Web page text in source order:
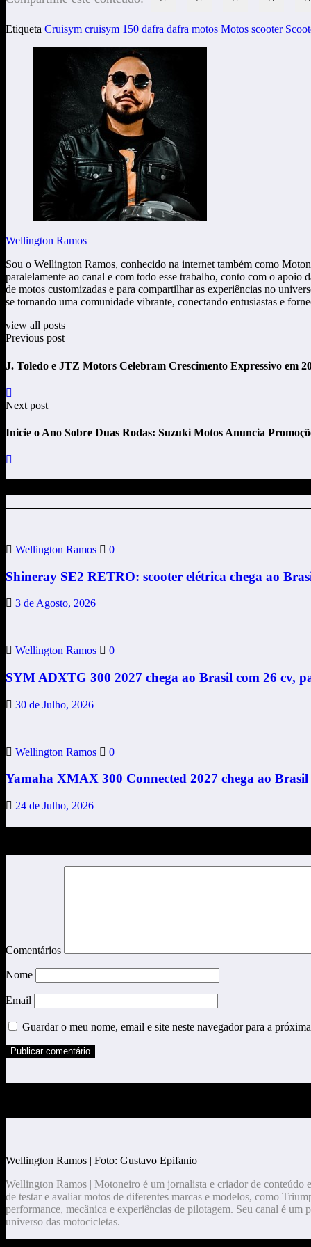
Etiqueta Cruisym cruisym 150 dafra dafra motos Motos scooter
Wellington Ramos
Sou o Wellington Ramos, conhecido na internet também como
paralelamente ao canal e com todo esse trabalho, conto com o apoio
de motos customizadas e para compartilhar as experiências no
se tornando uma comunidade vibrante, conectando entusiastas e
view all posts
Previous post
J. Toledo e JTZ Motors Celebram Crescimento Expressivo em
Next post
Inicie o Ano Sobre Duas Rodas: Suzuki Motos Anuncia
Wellington Ramos 0
Shineray SE2 RETRO: scooter elétrica chega ao
3 de Agosto, 2026
Wellington Ramos 0
SYM ADXTG 300 2027 chega ao Brasil com 26 cv,
30 de Julho, 2026
Wellington Ramos 0
Yamaha XMAX 300 Connected 2027 chega ao
24 de Julho, 2026
Comentários
Nome
Email
Guardar o meu nome, email e site neste navegador para a
Wellington Ramos | Foto: Gustavo Epifanio
Wellington Ramos | Motoneiro é um jornalista e criador de conteúdo
de testar e avaliar motos de diferentes marcas e modelos, como
performance, mecânica e experiências de pilotagem. Seu canal é
universo das motocicletas.